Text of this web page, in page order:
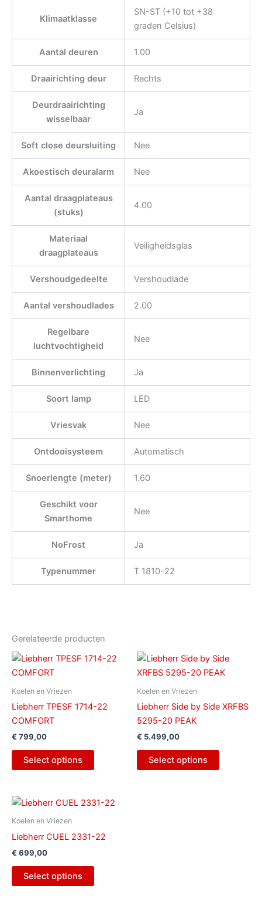
Klimaatklasse
SN-ST (+10 tot +38
graden Celsius)
Aantal deuren 1.00
Draairichting deur Rechts
Deurdraairichting
wisselbaar
Ja
Soft close deursluiting Nee
Akoestisch deuralarm Nee
Aantal draagplateaus
(stuks)
4.00
Materiaal
draagplateaus
Veiligheidsglas
Vershoudgedeelte Vershoudlade
Aantal vershoudlades 2.00
Regelbare
luchtvochtigheid
Nee
Binnenverlichting Ja
Soort lamp LED
Vriesvak Nee
Ontdooisysteem Automatisch
Snoerlengte (meter) 1.60
Geschikt voor
Smarthome
Nee
NoFrost Ja
Typenummer T 1810-22
Gerelateerde producten
Koelen en Vriezen
Liebherr TPESF 1714-22
COMFORT
€ 799,00
Select options
Koelen en Vriezen
Liebherr Side by Side XRFBS
5295-20 PEAK
€ 5.499,00
Select options
Koelen en Vriezen
Liebherr CUEL 2331-22
€ 699,00
Select options